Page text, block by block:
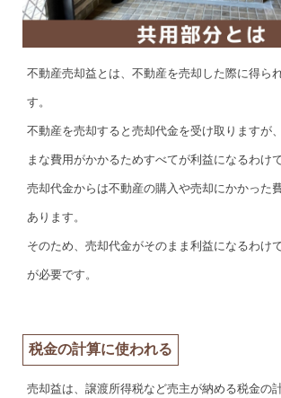
不動産売却益とは、不動産を売却した際に得ら
す。
不動産を売却すると売却代金を受け取りますが
まな費用がかかるためすべてが利益になるわけ
売却代金からは不動産の購入や売却にかかった
あります。
そのため、売却代金がそのまま利益になるわけ
が必要です。
税金の計算に使われる
売却益は、譲渡所得税など売主が納める税金の